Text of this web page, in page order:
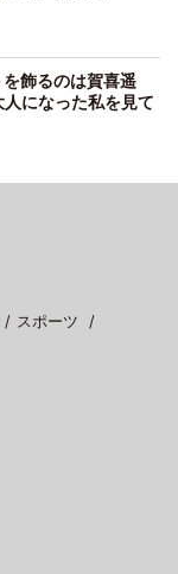
飾るのは賀喜遥
になった私を見て
スポーツ